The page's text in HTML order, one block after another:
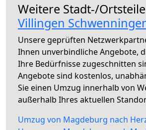
Weitere Stadt-/
Villingen
Unsere geprüften
Ihnen unverbindliche Angebote,
Ihre Bedürfnisse zugeschnitten
Angebote sind kostenlos,
Sie einen Umzug innerhalb von
außerhalb Ihres aktuellen
Umzug von Magdeburg nach